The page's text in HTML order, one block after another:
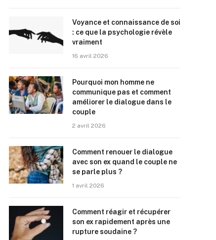
Voyance et connaissance de soi
: ce que la psychologie révèle
vraiment
16 avril 2026
Pourquoi mon homme ne
communique pas et comment
améliorer le dialogue dans le
couple
2 avril 2026
Comment renouer le dialogue
avec son ex quand le couple ne
se parle plus ?
1 avril 2026
Comment réagir et récupérer
son ex rapidement après une
rupture soudaine ?